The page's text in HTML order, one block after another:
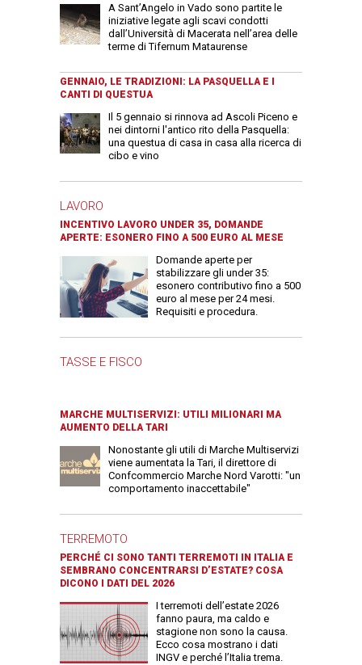
A Sant’Angelo in Vado sono partite le
iniziative legate agli scavi condotti
dall’Università di Macerata nell’area delle
terme di Tifernum Mataurense
GENNAIO, LE TRADIZIONI: LA PASQUELLA E I
CANTI DI QUESTUA
Il 5 gennaio si rinnova ad Ascoli Piceno e
nei dintorni l'antico rito della Pasquella:
una questua di casa in casa alla ricerca di
cibo e vino
LAVORO
INCENTIVO LAVORO UNDER 35, DOMANDE
APERTE: ESONERO FINO A 500 EURO AL MESE
Domande aperte per
stabilizzare gli under 35:
esonero contributivo fino a 500
euro al mese per 24 mesi.
Requisiti e procedura.
TASSE E FISCO
MARCHE MULTISERVIZI: UTILI MILIONARI MA
AUMENTO DELLA TARI
Nonostante gli utili di Marche Multiservizi
viene aumentata la Tari, il direttore di
Confcommercio Marche Nord Varotti: "un
comportamento inaccettabile"
TERREMOTO
PERCHÉ CI SONO TANTI TERREMOTI IN ITALIA E
SEMBRANO CONCENTRARSI D’ESTATE? COSA
DICONO I DATI DEL 2026
I terremoti dell’estate 2026
fanno paura, ma caldo e
stagione non sono la causa.
Ecco cosa mostrano i dati
INGV e perché l’Italia trema.